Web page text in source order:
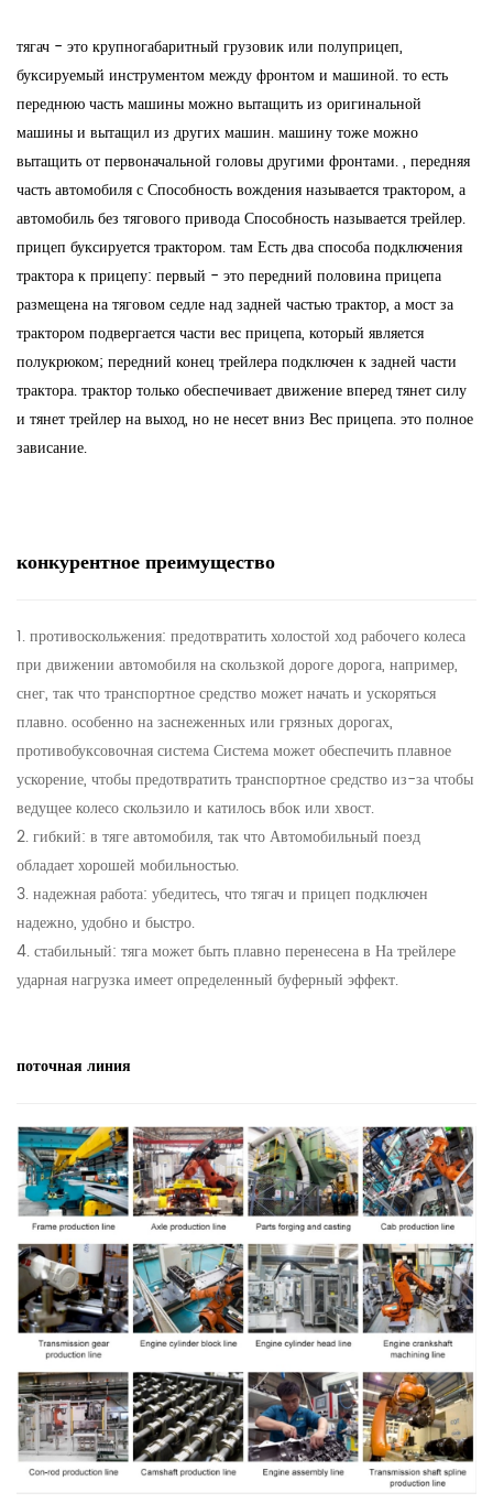
тягач - это крупногабаритный грузовик или полуприцеп,
буксируемый инструментом между фронтом и машиной. то есть
переднюю часть машины можно вытащить из оригинальной
машины и вытащил из других машин. машину тоже можно
вытащить от первоначальной головы другими фронтами. , передняя
часть автомобиля с Способность вождения называется трактором, а
автомобиль без тягового привода Способность называется трейлер.
прицеп буксируется трактором. там Есть два способа подключения
трактора к прицепу: первый - это передний половина прицепа
размещена на тяговом седле над задней частью трактор, а мост за
трактором подвергается части вес прицепа, который является
полукрюком; передний конец трейлера подключен к задней части
трактора. трактор только обеспечивает движение вперед тянет силу
и тянет трейлер на выход, но не несет вниз Вес прицепа. это полное
зависание.
конкурентное преимущество
1. противоскольжения: предотвратить холостой ход рабочего колеса
при движении автомобиля на скользкой дороге дорога, например,
снег, так что транспортное средство может начать и ускоряться
плавно. особенно на заснеженных или грязных дорогах,
противобуксовочная система Система может обеспечить плавное
ускорение, чтобы предотвратить транспортное средство из-за чтобы
ведущее колесо скользило и катилось вбок или хвост.
2. гибкий: в тяге автомобиля, так что Автомобильный поезд
обладает хорошей мобильностью.
3. надежная работа: убедитесь, что тягач и прицеп подключен
надежно, удобно и быстро.
4. стабильный: тяга может быть плавно перенесена в На трейлере
ударная нагрузка имеет определенный буферный эффект.
поточная линия